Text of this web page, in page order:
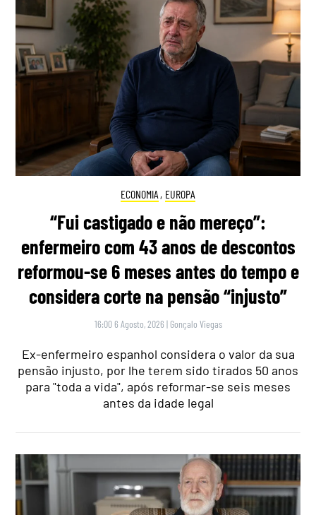
ECONOMIA , EUROPA
“Fui castigado e não mereço”:
enfermeiro com 43 anos de descontos
reformou-se 6 meses antes do tempo e
considera corte na pensão “injusto”
16:00 6 Agosto, 2026 | Gonçalo Viegas
Ex-enfermeiro espanhol considera o valor da sua
pensão injusto, por lhe terem sido tirados 50 anos
para "toda a vida", após reformar-se seis meses
antes da idade legal